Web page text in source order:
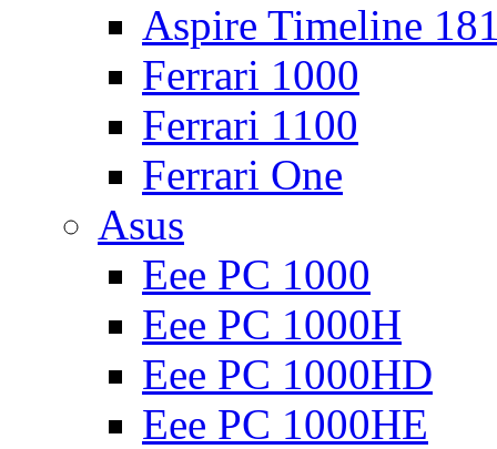
Aspire Timeline
Ferrari 1000
Ferrari 1100
Ferrari One
Asus
Eee PC 1000
Eee PC 1000H
Eee PC 1000HD
Eee PC 1000HE